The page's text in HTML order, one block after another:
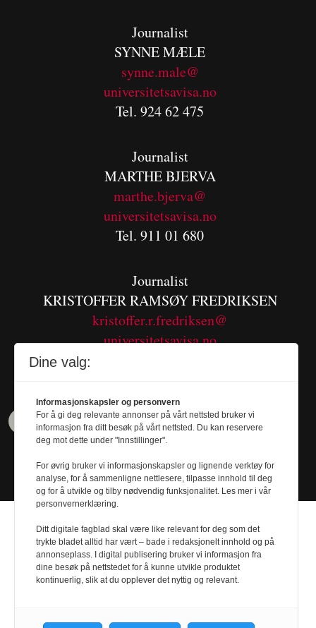
Journalist
SYNNE MÆLE
synne.male@
universitetsavisa.no
Tel. 924 62 475
Journalist
MARTHE BJERVA
marthe.bjerva@
universitetsavisa.no
Tel. 911 01 680
Journalist
KRISTOFFER RAMSØY FREDRIKSEN
kristoffer.r.fredriksen@
universitetsavisa.no
Design byNordström Design- Powered by
Dine valg:
Informasjonskapsler og personvern
For å gi deg relevante annonser på vårt nettsted bruker vi
informasjon fra ditt besøk på vårt nettsted. Du kan reservere
deg mot dette under "Innstillinger".
For øvrig bruker vi informasjonskapsler og lignende verktøy for
analyse, for å sammenligne nettlesere, tilpasse innhold til deg
og for å utvikle og tilby nødvendig funksjonalitet. Les mer i vår
personvernerklæring.
Ditt digitale fagblad skal være like relevant for deg som det
trykte bladet alltid har vært – bade i redaksjonelt innhold og på
annonseplass. I digital publisering bruker vi informasjon fra
dine besøk på nettstedet for å kunne utvikle produktet
kontinuerlig, slik at du opplever det nyttig og relevant.